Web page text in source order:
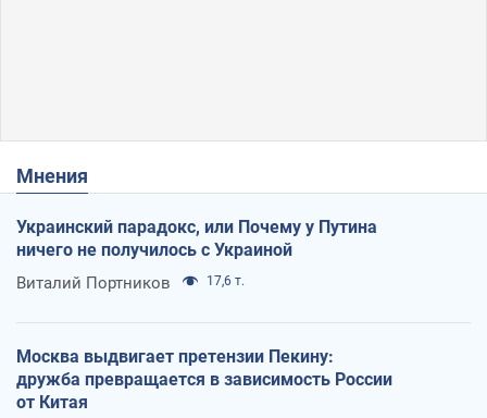
Мнения
Украинский парадокс, или Почему у Путина
ничего не получилось с Украиной
Виталий Портников 17,6 т.
Москва выдвигает претензии Пекину:
дружба превращается в зависимость России
от Китая